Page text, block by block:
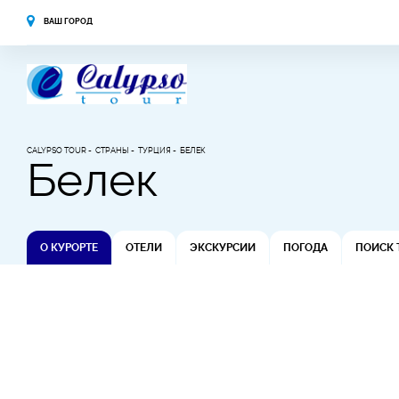
ВАШ ГОРОД
CALYPSO TOUR СТРАНЫ ТУРЦИЯ БЕЛЕК
Белек
О КУРОРТЕ ОТЕЛИ ЭКСКУРСИИ ПОГОДА ПОИСК